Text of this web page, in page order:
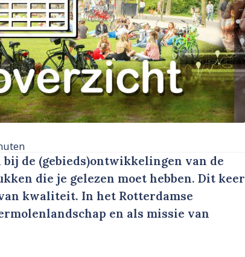
de (gebieds)ontwikkelingen van de
die je gelezen moet hebben. Dit keer
kwaliteit. In het Rotterdamse
en als missie van